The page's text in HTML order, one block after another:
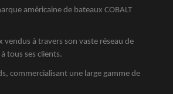
américaine de bateaux COBALT
à travers son vaste réseau de
tous ses clients.
commercialisant une large gamme de